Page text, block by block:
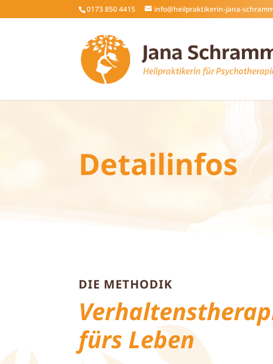
0173 850 4415 info@heilpraktikerin-jana-
Detailinfos
DIE METHODIK
fürs Leben